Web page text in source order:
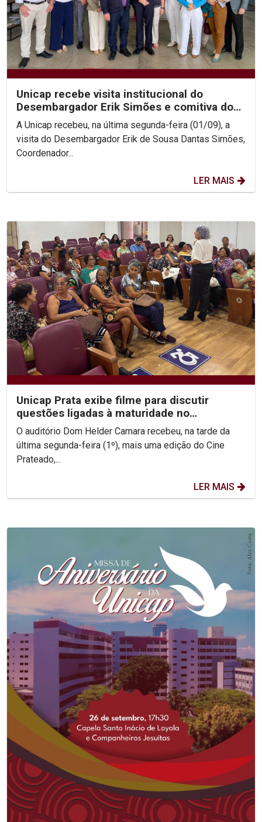
Unicap recebe visita institucional do
Desembargador Erik Simões e comitiva do
TJPE
A Unicap recebeu, na última segunda-feira (01/09), a
visita do Desembargador Erik de Sousa Dantas Simões,
Coordenador...
LER MAIS
Unicap Prata exibe filme para discutir
questões ligadas à maturidade no
casamento
O auditório Dom Helder Camara recebeu, na tarde da
última segunda-feira (1º), mais uma edição do Cine
Prateado,...
LER MAIS